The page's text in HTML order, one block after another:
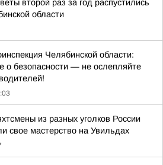
второй раз за год распустились
области
Челябинской области:
о безопасности — не ослепляйте
из разных уголков России
свое мастерство на Увильдах